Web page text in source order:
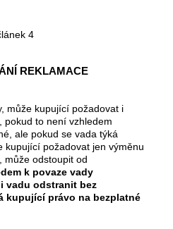
4
REKLAMACE
může kupující požadovat i
pokud to není vzhledem
ale pokud se vada týká
kupující požadovat jen výměnu
může odstoupit od
k povaze vady
vadu odstranit bez
kupující právo na bezplatné